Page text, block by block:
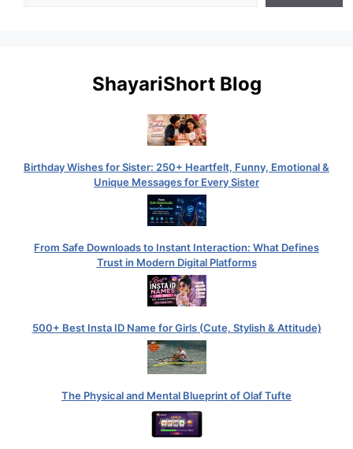
ShayariShort Blog
Birthday Wishes for Sister: 250+ Heartfelt, Funny, Emotional &
Unique Messages for Every Sister
From Safe Downloads to Instant Interaction: What Defines
Trust in Modern Digital Platforms
500+ Best Insta ID Name for Girls (Cute, Stylish & Attitude)
The Physical and Mental Blueprint of Olaf Tufte